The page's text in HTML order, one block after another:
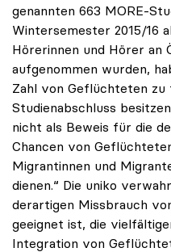
genannten 663 MORE-
Wintersemester 2015/16
Hörerinnen und Hörer an
aufgenommen wurden,
Zahl von Geflüchteten zu
Studienabschluss
nicht als Beweis für die
Chancen von
Migrantinnen und
dienen.“ Die uniko
derartigen Missbrauch
geeignet ist, die
Integration von